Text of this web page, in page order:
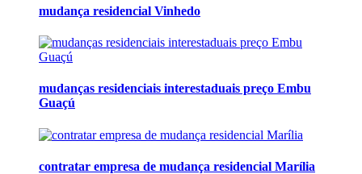
mudança residencial Vinhedo
mudanças residenciais interestaduais preço Embu
Guaçú
contratar empresa de mudança residencial Marília